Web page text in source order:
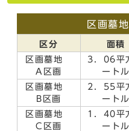
区画墓
区分 面積
区画墓地
A区画
3．06平
ートル
区画墓地
B区画
2．55平
ートル
区画墓地
C区画
1．40平
ートル